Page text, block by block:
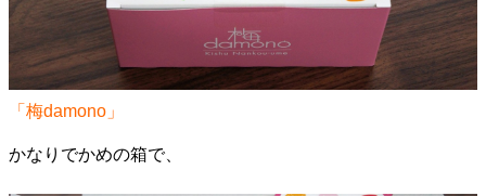
「梅damono」
かなりでかめの箱で、